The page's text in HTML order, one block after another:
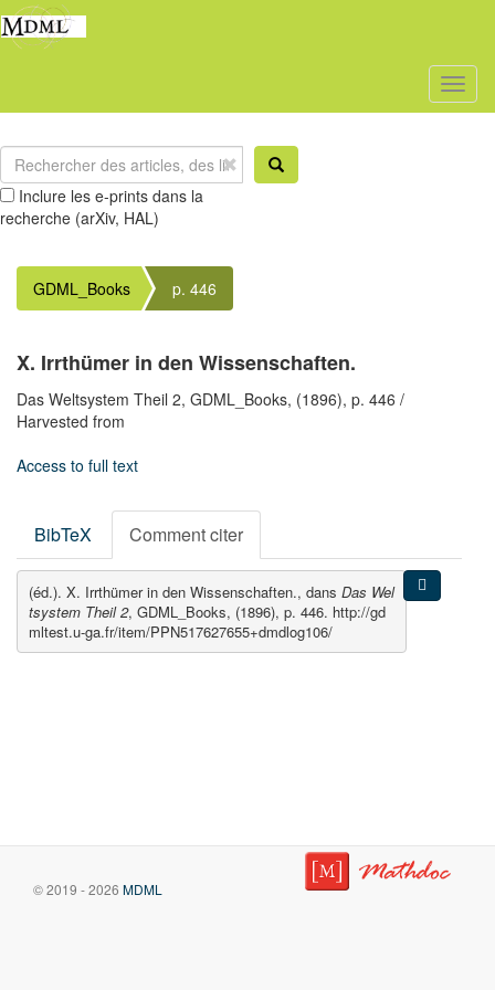
Inclure les e-prints dans la
recherche (arXiv, HAL)
GDML_Books p. 446
X. Irrthümer in den Wissenschaften.
Das Weltsystem Theil 2, GDML_Books, (1896), p. 446 /
Harvested from
Access to full text
BibTeX Comment citer
(éd.). X. Irrthümer in den Wissenschaften., dans Das Wel
tsystem Theil 2, GDML_Books, (1896), p. 446. http://gd
mltest.u-ga.fr/item/PPN517627655+dmdlog106/
© 2019 - 2026 MDML